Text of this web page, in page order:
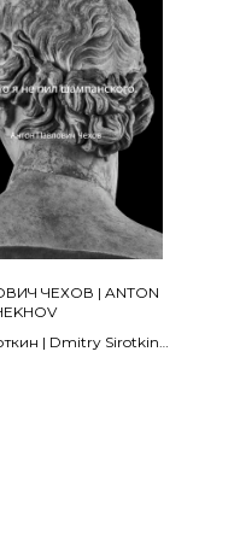
ЧЕХОВ | ANTON
| Dmitry Sirotkin
verbum